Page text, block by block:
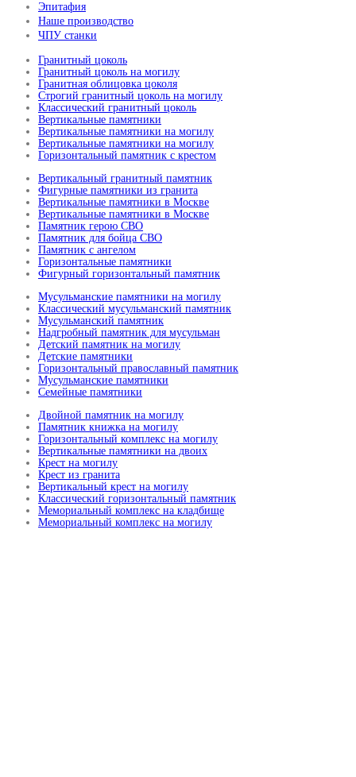
Эпитафия
Наше производство
ЧПУ станки
Гранитный цоколь
Гранитный цоколь на могилу
Гранитная облицовка цоколя
Строгий гранитный цоколь на могилу
Классический гранитный цоколь
Вертикальные памятники
Вертикальные памятники на могилу
Вертикальные памятники на могилу
Горизонтальный памятник с крестом
Вертикальный гранитный памятник
Фигурные памятники из гранита
Вертикальные памятники в Москве
Вертикальные памятники в Москве
Памятник герою СВО
Памятник для бойца СВО
Памятник с ангелом
Горизонтальные памятники
Фигурный горизонтальный памятник
Мусульманские памятники на могилу
Классический мусульманский памятник
Мусульманский памятник
Надгробный памятник для мусульман
Детский памятник на могилу
Детские памятники
Горизонтальный православный памятник
Мусульманские памятники
Семейные памятники
Двойной памятник на могилу
Памятник книжка на могилу
Горизонтальный комплекс на могилу
Вертикальные памятники на двоих
Крест на могилу
Крест из гранита
Вертикальный крест на могилу
Классический горизонтальный памятник
Мемориальный комплекс на кладбище
Мемориальный комплекс на могилу